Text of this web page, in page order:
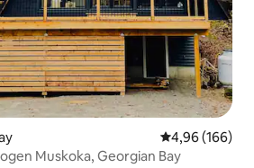
4,96 av 5 i
4,96 (166)
Muskoka, Georgian Bay